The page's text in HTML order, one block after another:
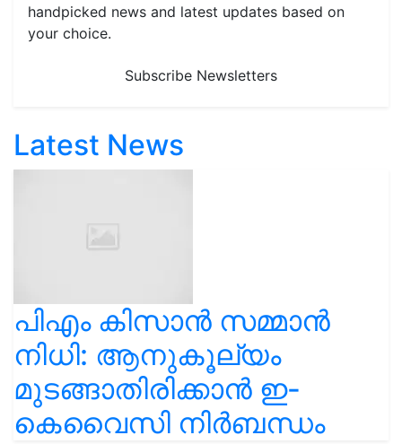
handpicked news and latest updates based on
your choice.
Subscribe Newsletters
Latest News
പിഎം കിസാൻ സമ്മാൻ
നിധി: ആനുകൂല്യം
മുടങ്ങാതിരിക്കാൻ ഇ-
കെവൈസി നിർബന്ധം